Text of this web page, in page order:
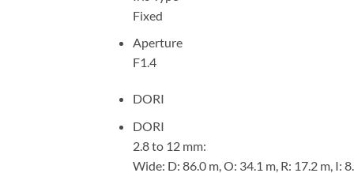
Fixed
Aperture
F1.4
DORI
DORI
2.8 to 12 mm:
Wide: D: 86.0 m, O: 34.1 m, R: 17.2 m, I: